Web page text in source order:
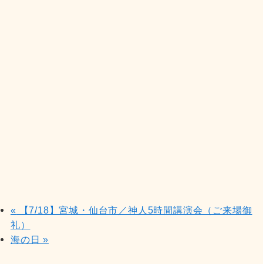
« 【7/18】宮城・仙台市／神人5時間講演会（ご来場御
礼）
海の日»